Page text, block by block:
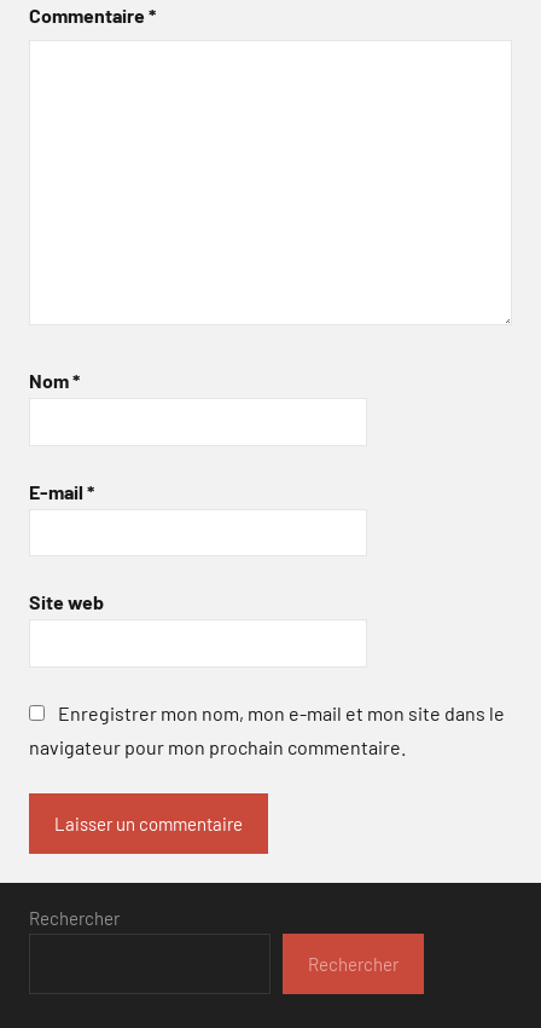
Commentaire*
Nom*
E-mail *
Site web
Enregistrer mon nom, mon e-mail et mon site dans le
navigateur pour mon prochain commentaire.
Rechercher
Rechercher